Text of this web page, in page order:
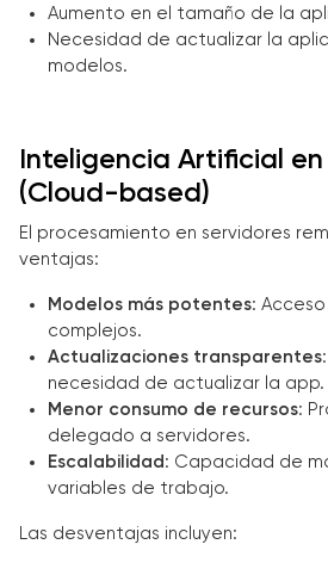
Aumento en el tamaño de la
Necesidad de actualizar la
modelos.
Inteligencia Artificial
(Cloud-based)
El procesamiento en servidores
ventajas:
Modelos más potentes:
complejos.
Actualizaciones transparentes
necesidad de actualizar la app.
Menor consumo de recursos:
delegado a servidores.
Escalabilidad : Capacidad de
variables de trabajo.
Las desventajas incluyen: